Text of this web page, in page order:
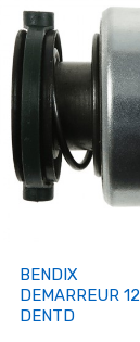
BENDIX
DEMARREUR 12
DENTD